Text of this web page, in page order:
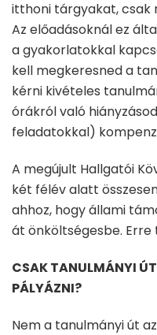
itthoni tárgyakat, csak
Az előadásoknál ez
a gyakorlatokkal
kell megkeresned a
kérni kivételes
órákról való
feladatokkal)
A megújult Hallgatói
két félév alatt
ahhoz, hogy állami
át önköltségesbe.
CSAK TANULMÁNYI
PÁLYÁZNI?
Nem a tanulmányi út